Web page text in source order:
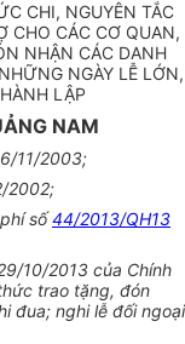
CHI, NGUYÊN TẮC
CHO CÁC CƠ QUAN,
NHẬN CÁC DANH
NGÀY LỄ LỚN,
LẬP
NAM
11/2003;
2002;
số44/2013/QH13
10/2013 của Chính
trao tặng, đón
đua; nghi lễ đối ngoại